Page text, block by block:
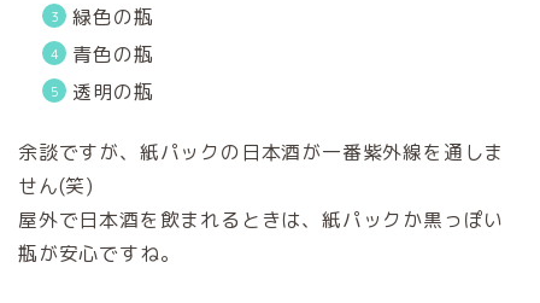
緑色の瓶
青色の瓶
透明の瓶
余談ですが、紙パックの日本酒が一番紫外線を通しま
せん(笑)
屋外で日本酒を飲まれるときは、紙パックか黒っぽい
瓶が安心ですね。